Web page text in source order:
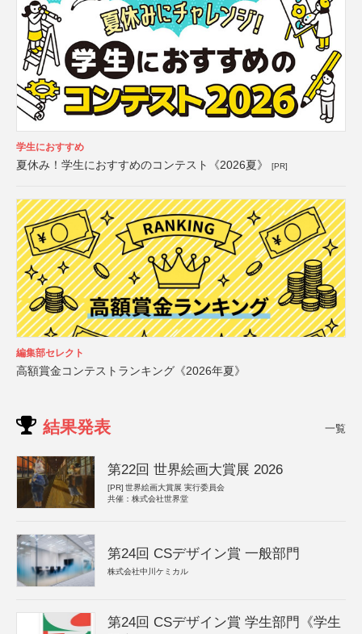
学生におすすめ
夏休み！学生におすすめのコンテスト《2026夏》 [PR]
編集部セレクト
高額賞金コンテストランキング《2026年夏》
結果発表 一覧
第22回 世界絵画大賞展 2026
[PR] 世界絵画大賞展 実行委員会
共催：株式会社世界堂
第24回 CSデザイン賞 一般部門
株式会社中川ケミカル
第24回 CSデザイン賞 学生部門《学生